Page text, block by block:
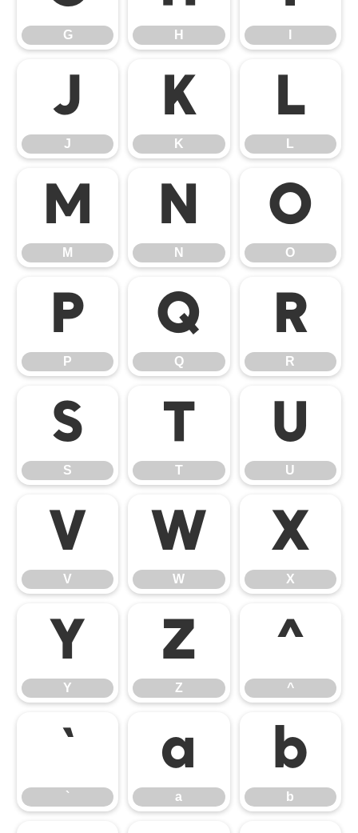
G H
J
J
K
K
L
L
M
M
N
N
O
O
P
P
Q
Q
R
R
S
S
T
T
U
U
V
V
W
W
X
X
Y
Y
Z
Z
^
^
`
`
a
a
b
b